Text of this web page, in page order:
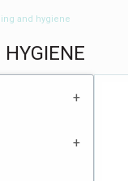
and hygiene